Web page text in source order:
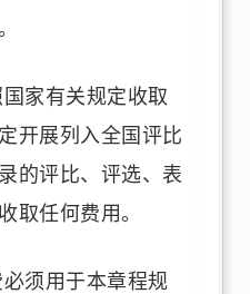
家有关规定收取
开展列入全国评比
的评比、评选、表
取任何费用。
须用于本章程规